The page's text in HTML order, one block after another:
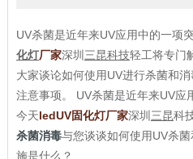
UV杀菌是近年来UV应用中的一项
化灯厂家深圳 三昆科技轻工将专门
大家谈论如何使用UV进行杀菌和
注意事项。 UV杀菌是近年来UV应
今天ledUV固化灯厂家深圳 三昆科
杀菌消毒与您谈谈如何使用UV杀
施是什么？